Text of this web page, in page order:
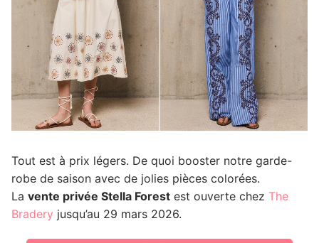
Tout est à prix légers. De quoi booster notre garde-
robe de saison avec de jolies pièces colorées.
La vente privée Stella Forest est ouverte chez The
Bradery jusqu’au 29 mars 2026.